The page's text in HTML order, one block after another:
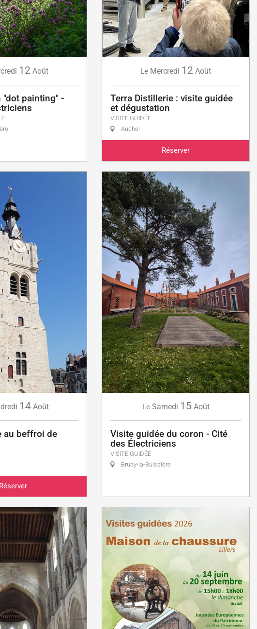
12 Août
"dot painting" -
Le Mercredi 12 Août
Terra Distillerie : visite guidée
et dégustation
VISITE GUIDÉE
Auchel
Réserver
14 Août
au beffroi de
Réserver
Le Samedi 15 Août
Visite guidée du coron - Cité
des Électriciens
VISITE GUIDÉE
Bruay-la-Buissière